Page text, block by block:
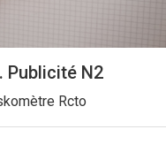
Publicité N2
Rcto